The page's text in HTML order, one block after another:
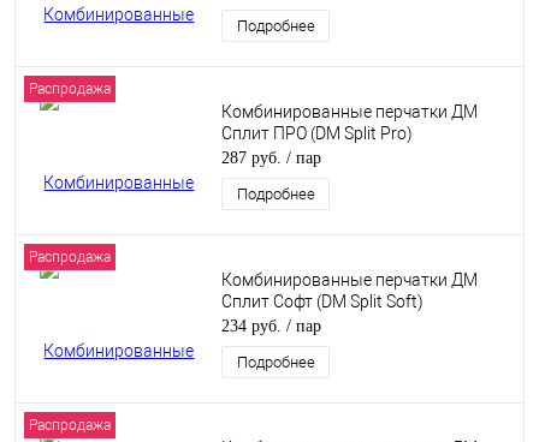
Подробнее
Распродажа
Комбинированные перчатки ДМ
Сплит ПРО (DM Split Pro)
287 руб. / пар
Подробнее
Распродажа
Комбинированные перчатки ДМ
Сплит Софт (DM Split Soft)
234 руб. / пар
Подробнее
Распродажа